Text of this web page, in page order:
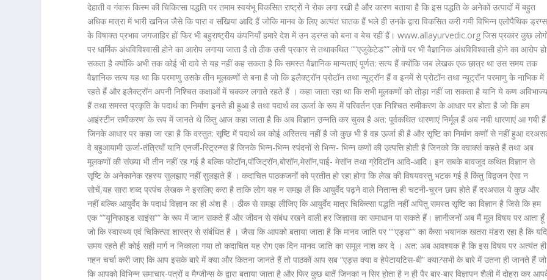
देहाती व गंवारू किस्म की चिकित्सा पद्धति पर तमाम स्वयंभू विकसित राष्ट्रों ने रोक लगा रखी है और कारण बताया है कि इस पद्धति के अनेकों उत्पादों में बहुत
अधिक मात्रा में भारी खनिज जैसे कि पारा व संखिया आदि हैं जोकि मानव के लिए अत्यंत घातक हैं भले ही उनके द्वारा विकसित करी गयी विभिन्न एलोपैथिक ड्रग्स
के विषाक्त प्रभाव जगजाहिर हों फिर भी बहुराष्ट्रीय कंपनियाँ हमारे देश में उन ड्रग्स को बना व बेच रहीं हैं। www.allayurvedic.org जिस प्रकार कुछ
पर धार्मिक अंधविविश्वासी होने का आरोप लगाया जाता है तो ठीक उसी प्रकार से तथाकथित “”एजुकेटेड”” लोगों पर भी वैज्ञानिक अंधविविश्वासी होने का आरोप हो
सकता है क्योंकि अभी तक कोई भी दावे से यह नहीं कह सकता है कि समस्त वैज्ञानिक मान्यताएं पूर्णत: सत्य हैं क्योंकि जब लेखक एक छात्र था उस समय तक
वैज्ञानिक सत्य यह था कि परमाणु उसके तीन मूलकणों से बना है जो कि इलैक्ट्रॉन प्रोटॉन तथा न्यूट्रॉन हैं व इनमें से प्रोटॉन तथा न्यूट्रॉन परमाणु के नाभिक में
रहते हैं और इलैक्ट्रॉन अपनी निश्चित कक्षाओं में चक्कर लगाते रहते हैं । कहा जाता रहा था कि सभी मूलकणों को तोड़ा नहीं जा सकता है यानि ये कण
हैं तथा समस्त प्रकृति के पदार्थ का निर्माण इनसे ही हुआ है तथा पदार्थ का ऊर्जा के रूप में परिवर्तन एक निश्चित समीकरण के आधार पर होता है जो कि हम
आइंस्टीन समीकरण’ के रूप में जानते थे किंतु आज कहा जाता है कि अब विज्ञान उन्नति कर चुका है अत: पूर्वकथित धारणाएं निर्मूल हैं अब नयी धारणाएं आ गयी हैं
जिनके आधार पर कहा जा रहा है कि वस्तुत: सृष्टि में पदार्थ का कोई अस्तित्व नहीं है जो कुछ भी है वह ऊर्जा ही है और सृष्टि का निर्माण कणों से नहीं हुआ
वे बहुआयामी ऊर्जा-तंत्रियाँ यानि एनर्जी-स्ट्रिन्ग्स हैं जिनके भिन्न-भिन्न स्पंदनों से भिन्न- भिन्न कणों की उत्पत्ति होती है जिनको कि क्वार्क्स कहते हैं तथा अब
मूलकणों की संख्या भी तीन नहीं रह गई है बल्कि फोटॉन,पॉजिट्रॉन,बोसॉन,मेसॉन,पाई- मेसॉन तथा ग्रेविटॉन आदि-आदि। इन सबके बावजूद कथित विज्ञान से
सृष्टि के अनेकानेक रहस्य सुलझाए नहीं सुलझते हैं । कदाचित पाठकजनों को प्रतीत हो रहा होगा कि लेख की विषयवस्तु भटक गई है किंतु विद्वजन ऐसा न
सोचें,यह सारा शब्द प्रपंच लेखक ने इसलिए करा है ताकि लोग यह न समझ लें कि आयुर्वेद पढ़ने वाले नितान्त ही चटनी-चूरन छाप होते हैं दरअसल ये कुछ और
नहीं बल्कि आयुर्वेद के पदार्थ विज्ञान का ही अंश है । ठीक से समझ लीजिए कि आयुर्वेद मात्र चिकित्सा पद्धति नहीं अपितु समस्त सृष्टि का विज्ञान है जिसे कि हम
एक “”यूनिफाइड साइंस”” के रूप में जान सकते हैं और जीवन से संबंध रखने वाली हर जिज्ञासा का समाधान पा सकते हैं। ज्ञानीजनों अब मैं मूल विषय पर आता हूँ
जो कि स्वास्थ्य एवं चिकित्सा शास्त्र से संबंधित है । जैसा कि आपको बताया जाता है कि मानव जाति पर “”एड्स”” का कैसा भयानक खतरा मंडरा रहा है कि यदि
समय रहते ही कोई सही मार्ग न निकाला गया तो कदाचित यह रोग एक दिन मानव जाति का समूल नाश कर दे । अत: अब आवश्यक है कि इस विषय पर अत्यंत ही
गहन चर्चा करी जाए कि आप इसके बारे में क्या और कितना जानते हैं तो पाठकों आप सब “एड्स क्या व हेपेटायटिस-बी” क्या?सभी के बारे में उतना ही जानते हैं जो
कि आपको विभिन्न समाचार-पत्रों व मैग्जीन्स के द्वारा बताया जाता है और फिर कुछ बातें जिनका न सिर होता है न ही पैर बार-बार विज्ञापन शैली में दोहरा कर